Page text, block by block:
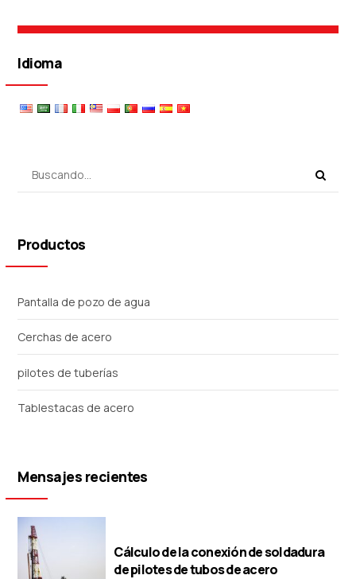
Idioma
Productos
Pantalla de pozo de agua
Cerchas de acero
pilotes de tuberías
Tablestacas de acero
Mensajes recientes
Cálculo de la conexión de soldadura
de pilotes de tubos de acero